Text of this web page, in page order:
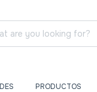
PRODUCTOS